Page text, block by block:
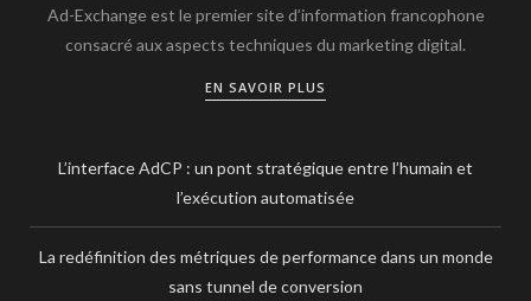
Ad-Exchange est le premier site d’information francophone
consacré aux aspects techniques du marketing digital.
EN SAVOIR PLUS
L’interface AdCP : un pont stratégique entre l’humain et
l’exécution automatisée
La redéfinition des métriques de performance dans un monde
sans tunnel de conversion